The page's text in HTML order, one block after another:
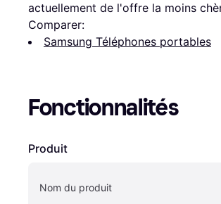
actuellement de l'offre la moins
Comparer:
Samsung Téléphones portables
Fonctionnalités
Produit
Nom du produit